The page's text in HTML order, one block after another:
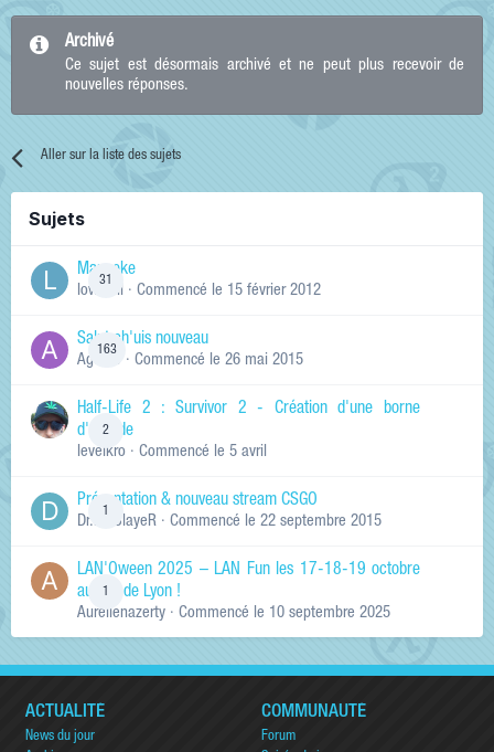
Archivé
Ce sujet est désormais archivé et ne peut plus recevoir de
nouvelles réponses.
Aller sur la liste des sujets
Sujets
31
Manneke
lowskill · Commencé le 15 février 2012
163
Salut ch'uis nouveau
Ag0Nie · Commencé le 26 mai 2015
2
Half-Life 2 : Survivor 2 - Création d'une borne
d'arcade
levelkro · Commencé le 5 avril
Présentation & nouveau stream CSGO
Dr.KinSlayeR · Commencé le 22 septembre 2015
LAN'Oween 2025 – LAN Fun les 17-18-19 octobre
au sud de Lyon !
Aurelienazerty · Commencé le 10 septembre 2025
ACTUALITÉ
News du jour
COMMUNAUTÉ
Forum